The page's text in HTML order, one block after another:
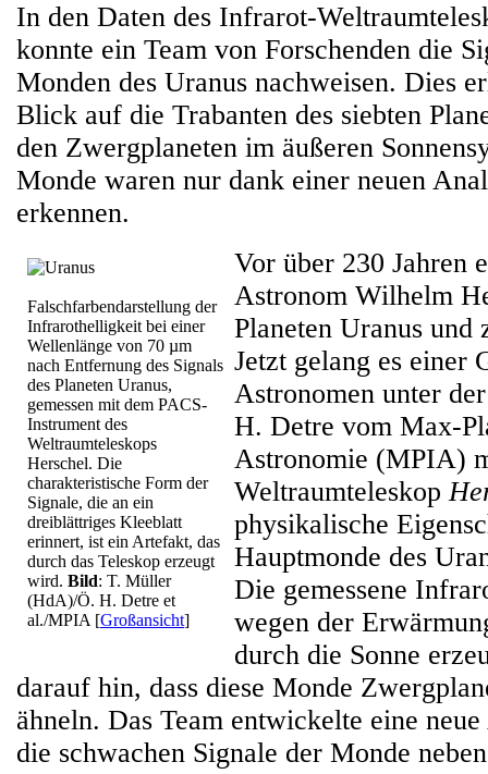
In den Daten des Infrarot-
konnte ein Team von Forschenden die
Monden des Uranus nachweisen. Dies
Blick auf die Trabanten des siebten
den Zwergplaneten im äußeren
Monde waren nur dank einer neuen
erkennen.
Falschfarbendarstellung der
Infrarothelligkeit bei einer
Wellenlänge von 70 µm
nach Entfernung des Signals
des Planeten Uranus,
gemessen mit dem PACS-
Instrument des
Weltraumteleskops
Herschel. Die
charakteristische Form der
Signale, die an ein
dreiblättriges Kleeblatt
erinnert, ist ein Artefakt, das
durch das Teleskop erzeugt
wird. Bild: T. Müller
(HdA)/Ö. H. Detre et
al./MPIA [Großansicht]
Vor über 230 Jahren
Astronom Wilhelm
Planeten Uranus
Jetzt gelang es einer
Astronomen unter
H. Detre vom Max-
Astronomie (MPIA)
Weltraumteleskop
physikalische
Hauptmonde des
Die gemessene
wegen der
durch die Sonne
darauf hin, dass diese Monde
ähneln. Das Team entwickelte eine
die schwachen Signale der Monde